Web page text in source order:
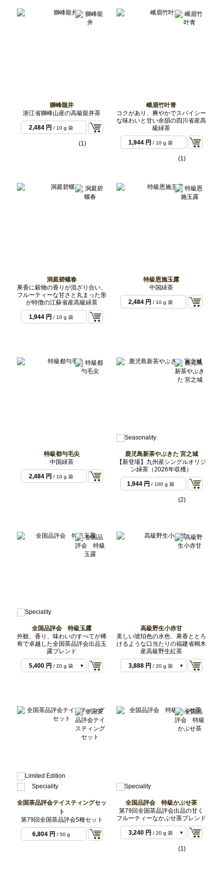
獅峰龍井
浙江省獅峰山産の高級龍井茶
2,484 円 / 10 g 袋
(1)
峨眉竹叶青
コクがあり、爽やかでスパイシー
な味わいと甘い余韻の四川省産高
級緑茶
1,944 円 / 10 g 袋
(1)
洞庭碧螺春
果香に穀物の香りが混ざり合い、
フルーティーな甘さと丸まった形
が特徴の江蘇省産高級緑茶
1,944 円 / 10 g 袋
特級恩施玉露
中国緑茶
2,484 円 / 10 g 袋
特級都勻毛尖
中国緑茶
2,484 円 / 10 g 袋
鹿児島新茶やぶきた 宮之城
【新登場】九州産シングルオリジ
ン緑茶（2026年収穫）
1,944 円 / 100 g 袋
(2)
全国品評会 特級玉露
外観、香り、味わいのすべてが稀
有で卓越した全国茶品評会出品玉
露ブレンド
5,400 円 / 20 g 袋
高級野生小赤甘
美しい琥珀色の水色、果香ととろ
けるような口当たりの福建省桐木
産高級野生紅茶
583 円/ 3 g 袋
3,888 円 / 20 g 袋
全国茶品評会テイスティングセッ
ト
第79回全国茶品評会5種セット
6,804 円 / 50 g
5x10gセット
全国品評会 特級かぶせ茶
第79回全国茶品評会出品の甘く
フルーティーなかぶせ茶ブレンド
3,240 円 / 20 g 袋
(1)